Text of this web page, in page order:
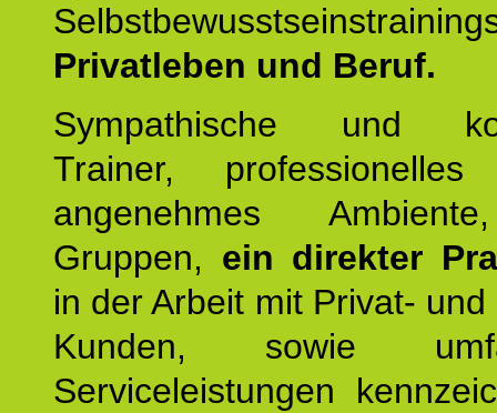
Privatleben und Beruf.
Sympathische und
Trainer, professionelles
angenehmes
Gruppen, ein direkter
in der Arbeit mit Privat-
Kunden, sowie
Serviceleistungen